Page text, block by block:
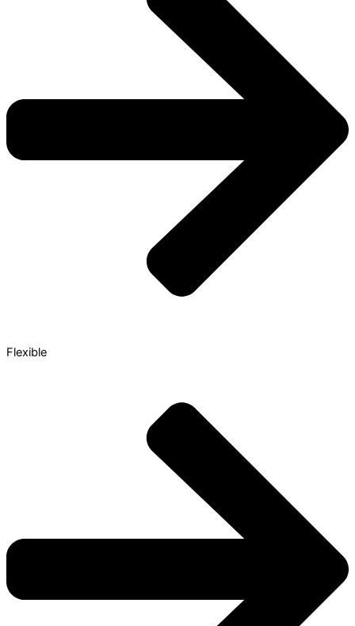
Flexible